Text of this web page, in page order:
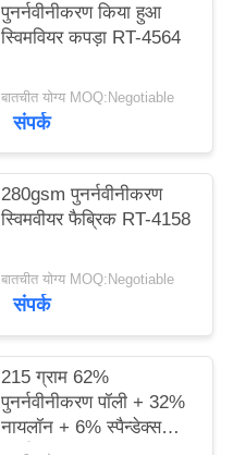
पुनर्नवीनीकरण किया हुआ
स्विमवियर कपड़ा RT-4564
बातचीत योग्य MOQ:Negotiable
संपर्क
280gsm पुनर्नवीनीकरण
स्विमवीयर फैब्रिक RT-4158
बातचीत योग्य MOQ:Negotiable
संपर्क
215 ग्राम 62%
पुनर्नवीनीकरण पॉली + 32%
नायलॉन + 6% स्पैन्डेक्स